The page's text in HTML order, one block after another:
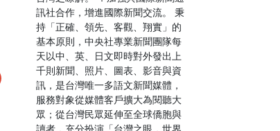
訊社合作，增進國際新聞交流。 秉
持「正確、領先、客觀、翔實」的
基本原則，中央社專業新聞團隊每
天以中、英、日文即時對外發出上
千則新聞、照片、圖表、影音與資
訊，是台灣唯一多語文新聞媒體，
服務對象從媒體客戶擴大為閱聽大
眾；從台灣民眾延伸至全球僑胞與